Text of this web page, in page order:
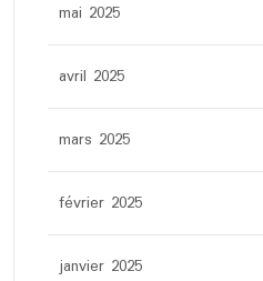
mai 2025
avril 2025
mars 2025
février 2025
janvier 2025